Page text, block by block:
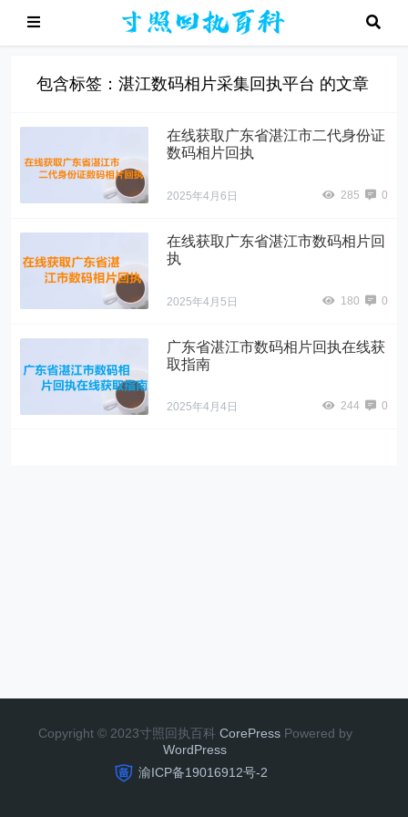
包含标签：湛江数码相片采集回执平台 的文章
在线获取广东省湛江市二代身份证
数码相片回执
2025年4月6日 285 0
在线获取广东省湛江市数码相片回
执
2025年4月5日 180 0
广东省湛江市数码相片回执在线获
取指南
2025年4月4日 244 0
Copyright © 2023寸照回执百科 CorePress Powered by
WordPress
渝ICP备19016912号-2